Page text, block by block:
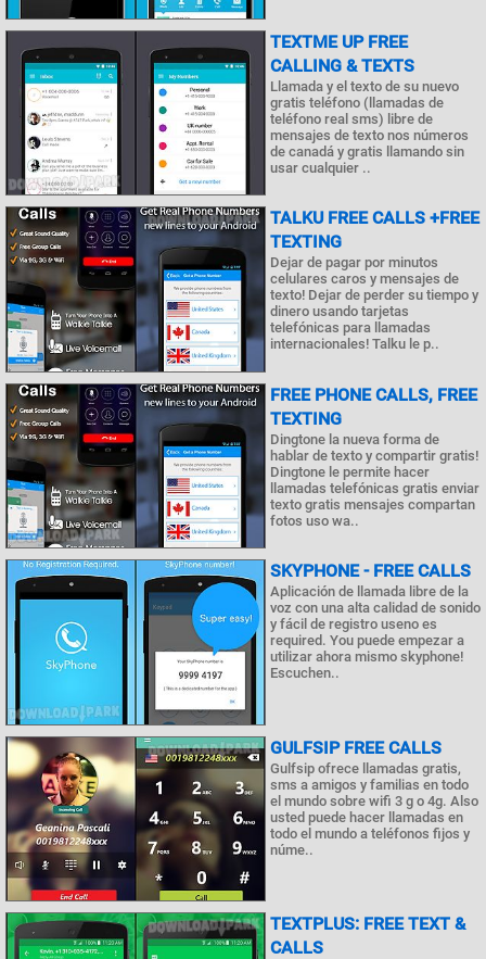
TEXTME UP FREE
CALLING & TEXTS
Llamada y el texto de su nuevo
gratis teléfono (llamadas de
teléfono real sms) libre de
mensajes de texto nos números
de canadá y gratis llamando sin
usar cualquier ..
TALKU FREE CALLS +FREE
TEXTING
Dejar de pagar por minutos
celulares caros y mensajes de
texto! Dejar de perder su tiempo y
dinero usando tarjetas
telefónicas para llamadas
internacionales! Talku le p..
FREE PHONE CALLS, FREE
TEXTING
Dingtone la nueva forma de
hablar de texto y compartir gratis!
Dingtone le permite hacer
llamadas telefónicas gratis enviar
texto gratis mensajes compartan
fotos uso wa..
SKYPHONE - FREE CALLS
Aplicación de llamada libre de la
voz con una alta calidad de sonido
y fácil de registro useno es
required. You puede empezar a
utilizar ahora mismo skyphone!
Escuchen..
GULFSIP FREE CALLS
Gulfsip ofrece llamadas gratis,
sms a amigos y familias en todo
el mundo sobre wifi 3 g o 4g. Also
usted puede hacer llamadas en
todo el mundo a teléfonos fijos y
núme..
TEXTPLUS: FREE TEXT &
CALLS